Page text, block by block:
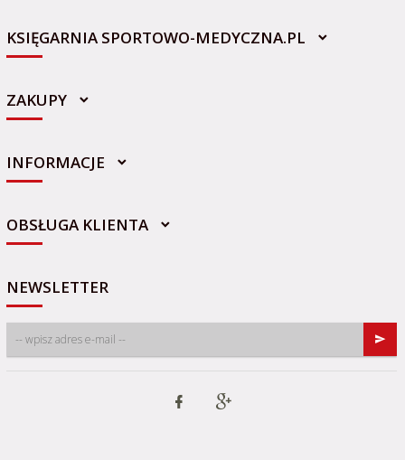
KSIĘGARNIA SPORTOWO-MEDYCZNA.PL
sklep@sportowo-medyczna.pl
ZAKUPY
INFORMACJE
OBSŁUGA KLIENTA
NEWSLETTER